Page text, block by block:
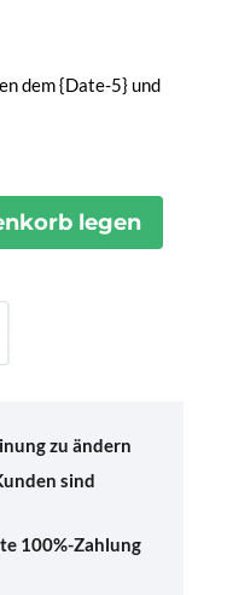
dem {Date-5} und
legen
zu ändern
sind
100%-Zahlung